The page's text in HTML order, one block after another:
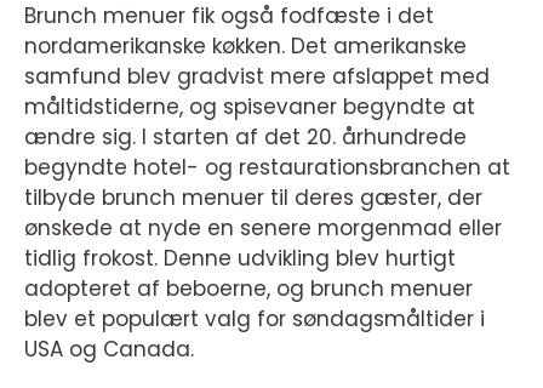
Brunch menuer fik også fodfæste i det
nordamerikanske køkken. Det amerikanske
samfund blev gradvist mere afslappet med
måltidstiderne, og spisevaner begyndte at
ændre sig. I starten af det 20. århundrede
begyndte hotel- og restaurationsbranchen at
tilbyde brunch menuer til deres gæster, der
ønskede at nyde en senere morgenmad eller
tidlig frokost. Denne udvikling blev hurtigt
adopteret af beboerne, og brunch menuer
blev et populært valg for søndagsmåltider i
USA og Canada.